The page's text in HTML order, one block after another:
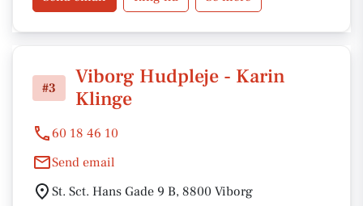
#3
Viborg Hudpleje - Karin
Klinge
60 18 46 10
Send email
St. Sct. Hans Gade 9 B, 8800 Viborg